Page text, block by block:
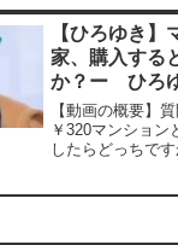
られた質問につ
てみました。過
な？と気になっ
サイトから検索
https://hiroyuki-
多くの質問を今
ドしていきます
て頂けたら、い
【ひろゆき
家、購入する
か？ー ひろ
20241201
【動画の概要】
￥320マンション
したらどっちで